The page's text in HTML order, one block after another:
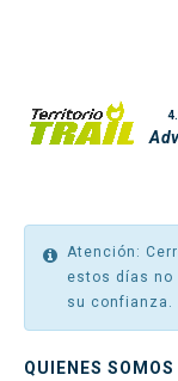
Atención:
estos días no
su confianza.
QUIENES SOMOS